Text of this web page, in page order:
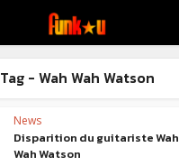
Tag - Wah Wah Watson
News
Disparition du guitariste Wah
Wah Watson